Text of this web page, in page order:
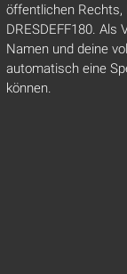
öffentlichen Rechts,
DRESDEFF180.
Namen und deine
automatisch eine
können.